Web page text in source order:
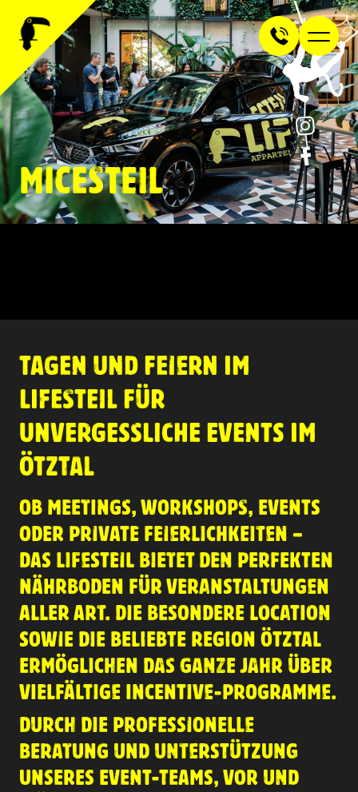
MICESTEIL
TAGEN UND FEIERN IM
LIFESTEIL FÜR
UNVERGESSLICHE EVENTS IM
ÖTZTAL
OB MEETINGS, WORKSHOPS, EVENTS
ODER PRIVATE FEIERLICHKEITEN –
DAS LIFESTEIL BIETET DEN PERFEKTEN
NÄHRBODEN FÜR VERANSTALTUNGEN
ALLER ART. DIE BESONDERE LOCATION
SOWIE DIE BELIEBTE REGION ÖTZTAL
ERMÖGLICHEN DAS GANZE JAHR ÜBER
VIELFÄLTIGE INCENTIVE-PROGRAMME.
DURCH DIE PROFESSIONELLE
BERATUNG UND UNTERSTÜTZUNG
UNSERES EVENT-TEAMS, VOR UND